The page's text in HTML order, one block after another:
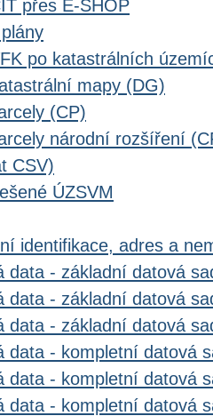
přes E-SHOP
po katastrálních
mapy (DG)
(CP)
národní rozšíření
CSV)
ÚZSVM
identifikace, adres a
data - základní datová
data - základní datová
data - základní datová
data - kompletní datová
data - kompletní datová
data - kompletní datová